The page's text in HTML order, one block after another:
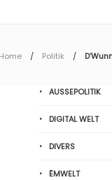
Home Politik
AUSSEPOLITIK
DIGITAL WELT
DIVERS
ËMWELT